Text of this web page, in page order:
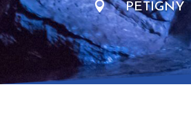
 PETIGNY